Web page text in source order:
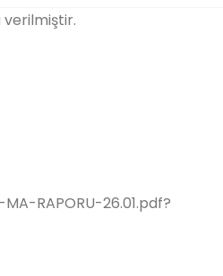
verilmiştir.
RAPORU-26.01.pdf?